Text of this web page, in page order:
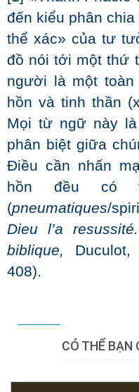
đến kiểu phân
thể xác» của tư
đồ nói tới một thứ
người là một
hồn và tinh thần
Mọi từ ngữ này
phân biệt giữa
Điều cần nhấn
hồn đều có
(pneumatiques/
Dieu l’a
biblique, Duculot,
408).
CÓ THỂ BẠN